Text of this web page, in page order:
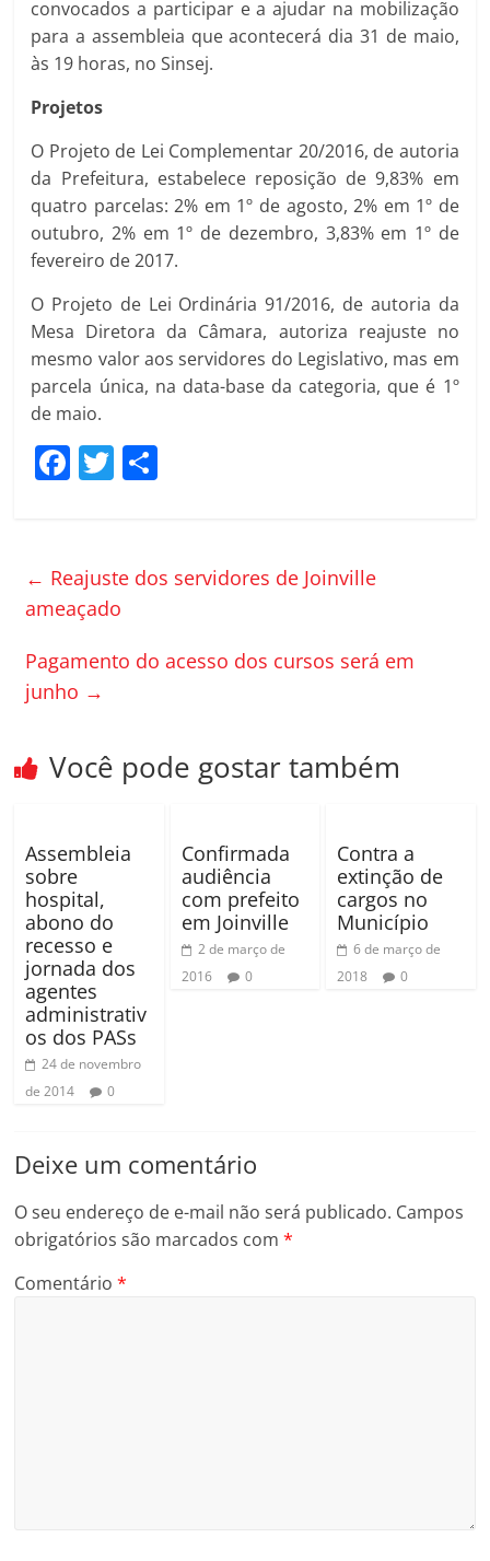
convocados a participar e a ajudar na mobilização
para a assembleia que acontecerá dia 31 de maio,
às 19 horas, no Sinsej.
Projetos
O Projeto de Lei Complementar 20/2016, de autoria
da Prefeitura, estabelece reposição de 9,83% em
quatro parcelas: 2% em 1º de agosto, 2% em 1º de
outubro, 2% em 1º de dezembro, 3,83% em 1º de
fevereiro de 2017.
O Projeto de Lei Ordinária 91/2016, de autoria da
Mesa Diretora da Câmara, autoriza reajuste no
mesmo valor aos servidores do Legislativo, mas em
parcela única, na data-base da categoria, que é 1º
de maio.
F
e
b
o
k
T
er p
h
← Reajuste dos servidores de Joinville
ameaçado
Pagamento do acesso dos cursos será em
junho →
Você pode gostar também
Assembleia
sobre
hospital,
abono do
recesso e
jornada dos
agentes
administrativ
os dos PASs
24 de novembro
de 2014
0
Confirmada
audiência
com prefeito
em Joinville
2 de março de
2016
0
Contra a
extinção de
cargos no
Município
6 de março de
2018
0
Deixe um comentário
O seu endereço de e-mail não será publicado. Campos
obrigatórios são marcados com*
Comentário*